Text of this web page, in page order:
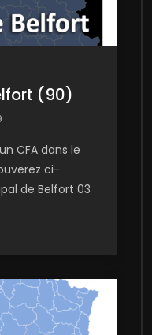
(90)
CFA dans le
ci-
de Belfort 03